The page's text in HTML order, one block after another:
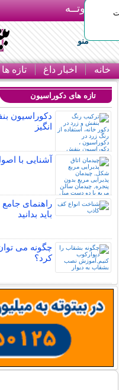
بـیتوتــه
منو
خانه اخبار داغ تازه ها
تازه های دکوراسیون
دکوراسیون
انگیز
آشنایی با
راهنمای
باید بدانید
چگونه می
کرد؟